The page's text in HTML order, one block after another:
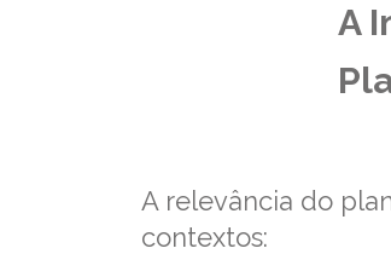
A
A relevância do
contextos: